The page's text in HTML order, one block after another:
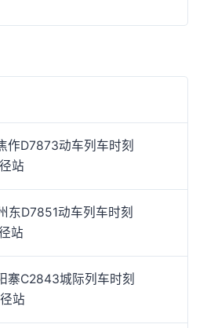
作D7873动车列车时刻
站
东D7851动车列车时刻
站
寨C2843城际列车时刻
站